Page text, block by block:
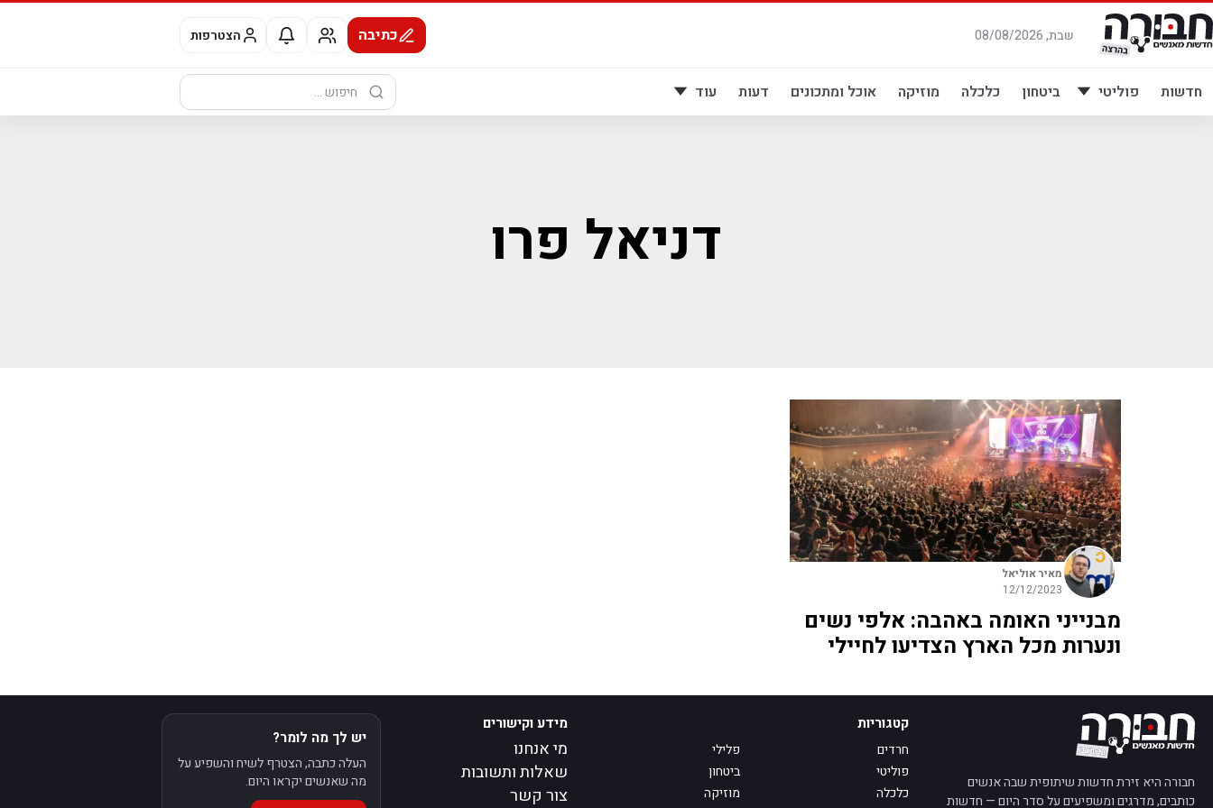
דלג
לתוכן
שבת, 08/08/2026 כתיבה הצטרפות
חדשות פוליטי ביטחון כלכלה מוזיקה אוכל ומתכונים דעות עוד
חיפוש:
דניאל פרו
מאיר אוליאל
12/12/2023
מבנייני האומה באהבה: אלפי נשים
ונערות מכל הארץ הצדיעו לחיילי
חבורה היא זירת חדשות שיתופית שבה אנשים
כותבים, מדרגים ומשפיעים על סדר היום — חדשות
קטגוריות
חרדים
פלילי
פוליטי
ביטחון
כלכלה
מוזיקה
מידע וקישורים
מי אנחנו
שאלות ותשובות
צור קשר
יש לך מה לומר?
העלה כתבה, הצטרף לשיח והשפיע על
מה שאנשים יקראו היום.